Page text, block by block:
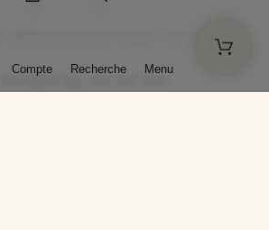
+33 (0)3 86 45 50 00
Compte Recherche Menu